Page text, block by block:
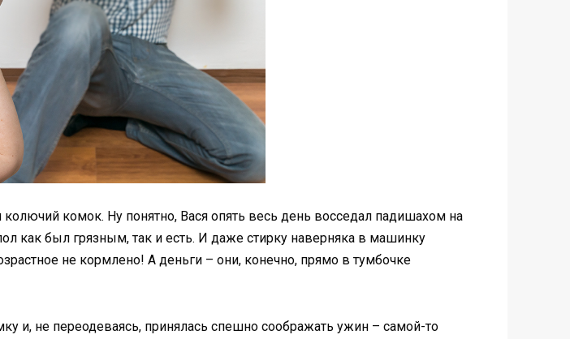
комок. Ну понятно, Вася опять весь день восседал падишахом на
как был грязным, так и есть. И даже стирку наверняка в машинку
не кормлено! А деньги – они, конечно, прямо в тумбочке
и, не переодеваясь, принялась спешно соображать ужин – самой-то